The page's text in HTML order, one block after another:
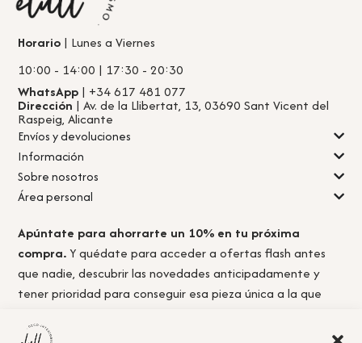
Horario | Lunes a Viernes
10:00 - 14:00 | 17:30 - 20:30
WhatsApp | +34 617 481 077
Dirección | Av. de la Llibertat, 13, 03690 Sant Vicent del
Raspeig, Alicante
Envíos y devoluciones
Información
Sobre nosotros
Área personal
Apúntate para ahorrarte un 10% en tu próxima
compra.Y quédate para acceder a ofertas flash antes
que nadie, descubrir las novedades anticipadamente y
tener prioridad para conseguir esa pieza única a la que